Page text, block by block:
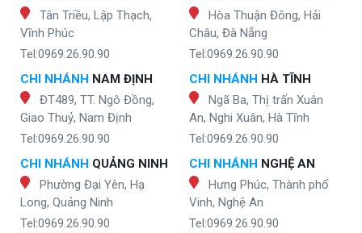
Tân Triều, Lập Thạch,
Vĩnh Phúc
Tel:0969.26.90.90
CHI NHÁNH NAM ĐỊNH
ĐT489, TT. Ngô Đồng,
Giao Thuỷ, Nam Định
Tel:0969.26.90.90
CHI NHÁNH QUẢNG NINH
Phường Đại Yên, Hạ
Long, Quảng Ninh
Tel:0969.26.90.90
Hòa Thuận Đông, Hải
Châu, Đà Nẵng
Tel:0969.26.90.90
CHI NHÁNH HÀ TĨNH
Ngã Ba, Thị trấn Xuân
An, Nghi Xuân, Hà Tĩnh
Tel:0969.26.90.90
CHI NHÁNH NGHỆ AN
Hưng Phúc, Thành phố
Vinh, Nghệ An
Tel:0969.26.90.90